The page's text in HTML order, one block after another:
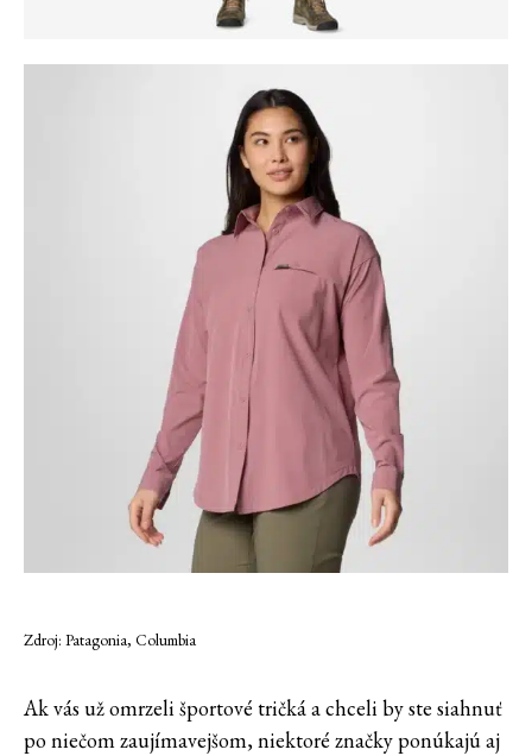
Zdroj: Patagonia, Columbia
Ak vás už omrzeli športové tričká a chceli by ste siahnuť
po niečom zaujímavejšom, niektoré značky ponúkajú aj